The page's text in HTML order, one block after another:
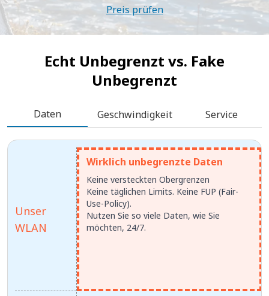
Preis prüfen
Echt Unbegrenzt vs. Fake
Unbegrenzt
Daten Geschwindigkeit Service
Unser
WLAN
Wirklich unbegrenzte Daten
Keine versteckten Obergrenzen
Keine täglichen Limits. Keine FUP (Fair-
Use-Policy).
Nutzen Sie so viele Daten, wie Sie
möchten, 24/7.